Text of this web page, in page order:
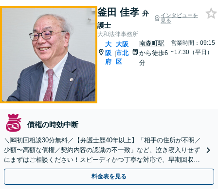
釜田 佳孝 弁
護士
インタビューを
見る
大和法律事務所
大
阪
府
|
大阪
市北
区
南森町駅
から徒歩6
分
営業時間：09:15
~17:30（平日）
債権の時効中断
＼🆓初回相談30分無料／【弁護士歴40年以上】「相手の住所が不明／
少額〜高額な債権／契約内容の認識の不一致」など、泣き寝入りせず
にまずはご相談ください！スピーディかつ丁寧な対応で、早期回収を
目指します【セミナー・著書多数】【南森町駅6分】
料金表を見る